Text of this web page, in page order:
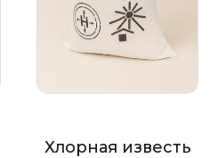
Хлорная известь